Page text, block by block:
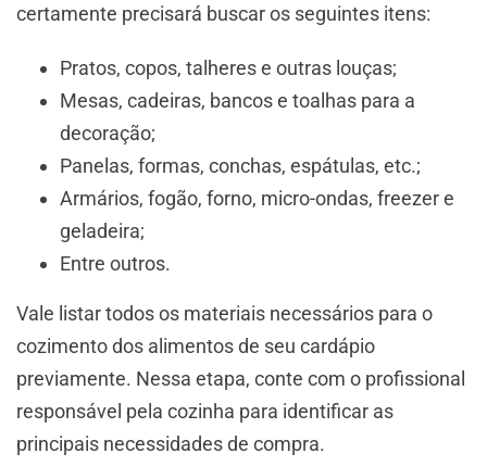
certamente precisará buscar os seguintes itens:
Pratos, copos, talheres e outras louças;
Mesas, cadeiras, bancos e toalhas para a
decoração;
Panelas, formas, conchas, espátulas, etc.;
Armários, fogão, forno, micro-ondas, freezer e
geladeira;
Entre outros.
Vale listar todos os materiais necessários para o
cozimento dos alimentos de seu cardápio
previamente. Nessa etapa, conte com o profissional
responsável pela cozinha para identificar as
principais necessidades de compra.